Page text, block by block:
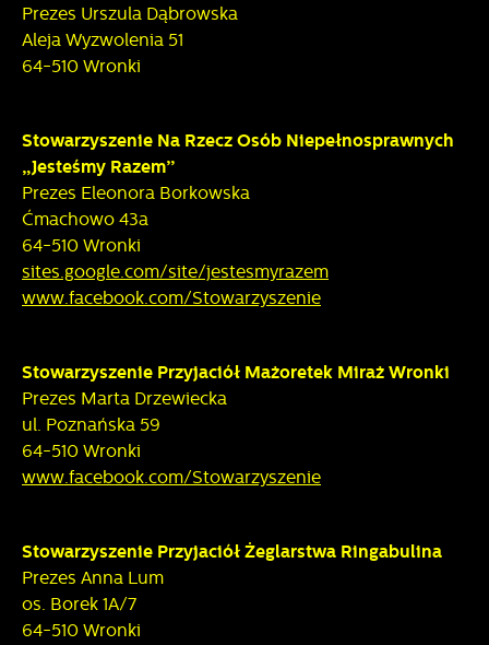
Prezes Urszula Dąbrowska
Aleja Wyzwolenia 51
64-510 Wronki
Stowarzyszenie Na Rzecz Osób Niepełnosprawnych
„Jesteśmy Razem”
Prezes Eleonora Borkowska
Ćmachowo 43a
64-510 Wronki
sites.google.com/site/jestesmyrazem
www.facebook.com/Stowarzyszenie
Stowarzyszenie Przyjaciół Mażoretek Miraż Wronki
Prezes Marta Drzewiecka
ul. Poznańska 59
64-510 Wronki
www.facebook.com/Stowarzyszenie
Stowarzyszenie Przyjaciół Żeglarstwa Ringabulina
Prezes Anna Lum
os. Borek 1A/7
64-510 Wronki